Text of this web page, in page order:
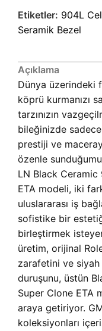
Etiketler: 904L
Seramik Bezel
Açıklama
Dünya üzerindeki
köprü kurmanızı
tarzınızın
bileğinizde
prestiji ve
özenle
LN Black
ETA modeli, iki
uluslararası iş
sofistike bir
birleştirmek
üretim, orijinal
zarafetini ve
duruşunu, üstün
Super Clone ETA
araya getiriyor.
koleksiyonları